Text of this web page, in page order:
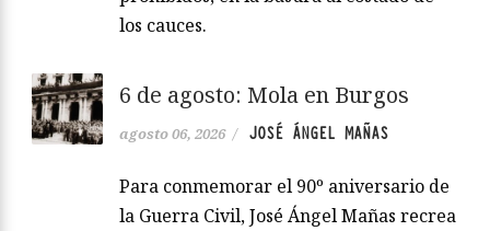
los cauces.
6 de agosto: Mola en Burgos
agosto 06, 2026 / JOSÉ ÁNGEL MAÑAS
Para conmemorar el 90º aniversario de
la Guerra Civil, José Ángel Mañas recrea